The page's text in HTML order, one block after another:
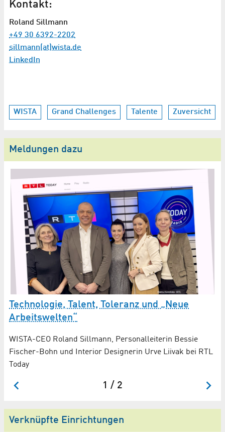
Kontakt:
Roland Sillmann
+49 30 6392-2202
sillmann(at)wista.de
LinkedIn
WISTA Grand Challenges Talente Zuversicht
Meldungen dazu
Technologie, Talent, Toleranz und „Neue
Arbeitswelten“
WISTA-CEO Roland Sillmann, Personalleiterin Bessie
Fischer-Bohn und Interior Designerin Urve Liivak bei RTL
Today
1 / 2
Verknüpfte Einrichtungen